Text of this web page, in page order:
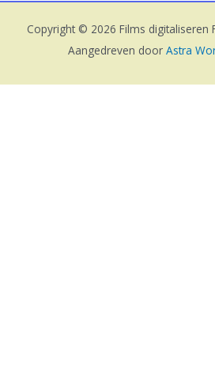
Copyright © 2026 Films digitaliseren
Aangedreven door Astra